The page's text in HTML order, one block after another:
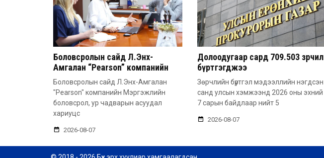
Боловсролын сайд Л.Энх-
Амгалан “Pearson” компанийн
удирдлагатай уулзлаа
Боловсролын сайд Л.Энх-Амгалан
"Pearson" компанийн Мэргэжлийн
боловсрол, ур чадварын асуудал
хариуцс
2026-08-07
Долоодугаар сард 709.503 зөрчил
бүртгэгджээ
Зөрчлийн бүртгэл мэдээллийн нэгдсэн
санд улсын хэмжээнд 2026 оны эхний
7 сарын байдлаар нийт 5
2026-08-07